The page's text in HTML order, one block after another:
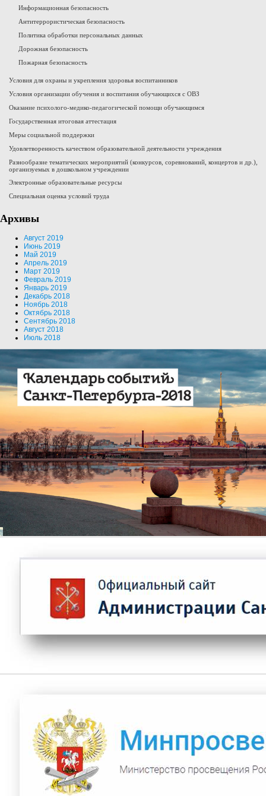
Информационная безопасность
Антитеррористическая безопасность
Политика обработки персональных данных
Дорожная безопасность
Пожарная безопасность
Условия для охраны и укрепления здоровья воспитанников
Условия организации обучения и воспитания обучающихся с ОВЗ
Оказание психолого-медико-педагогической помощи обучающимся
Государственная итоговая аттестация
Меры социальной поддержки
Удовлетворенность качеством образовательной деятельности учреждения
Разнообразие тематических мероприятий (конкурсов, соревнований, концертов и др.),
организуемых в дошкольном учреждении
Электронные образовательные ресурсы
Специальная оценка условий труда
Архивы
Август 2019
Июнь 2019
Май 2019
Апрель 2019
Март 2019
Февраль 2019
Январь 2019
Декабрь 2018
Ноябрь 2018
Октябрь 2018
Сентябрь 2018
Август 2018
Июль 2018